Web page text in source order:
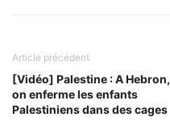
Article précédent
[Vidéo] Palestine : A Hebron,
on enferme les enfants
Palestiniens dans des cages